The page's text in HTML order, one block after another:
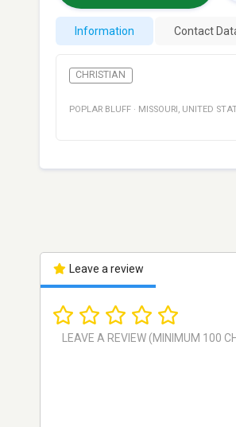
Information Contact
CHRISTIAN
POPLAR BLUFF · MISSOURI , UNITED
Leave a review